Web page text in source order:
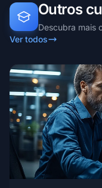
Outros
Descubra mais
Ver todos